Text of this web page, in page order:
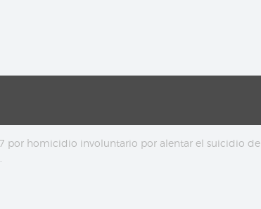
por homicidio involuntario por alentar el suicidio de